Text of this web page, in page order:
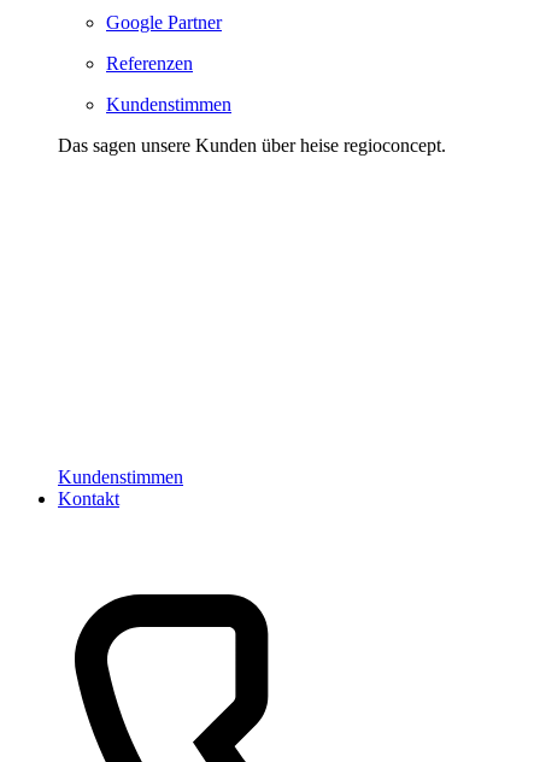
Google Partner
Referenzen
Kundenstimmen
Das sagen unsere Kunden über heise regioconcept.
Kundenstimmen
Kontakt